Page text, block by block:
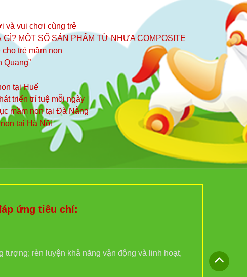
và vui chơi cùng trẻ
GÌ? MỘT SỐ SẢN PHẨM TỪ NHỰA COMPOSITE
trẻ mầm non
Quang”
tại Huế
triển trí tuệ mỗi ngày
mầm non tại Đà Nẵng
tại Hà Nội
ứng tiêu chí:
tượng; rèn luyện khả năng vận động và linh hoạt,